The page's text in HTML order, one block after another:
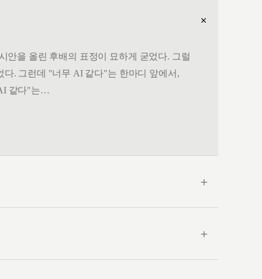
＋
안을 올린 후배의 표정이 묘하게 굳었다. 그럴
. 그런데 "너무 AI 같다"는 한마디 앞에서,
같다"는…
＋
＋